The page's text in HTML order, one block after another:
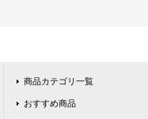
商品カテゴリ一覧
おすすめ商品